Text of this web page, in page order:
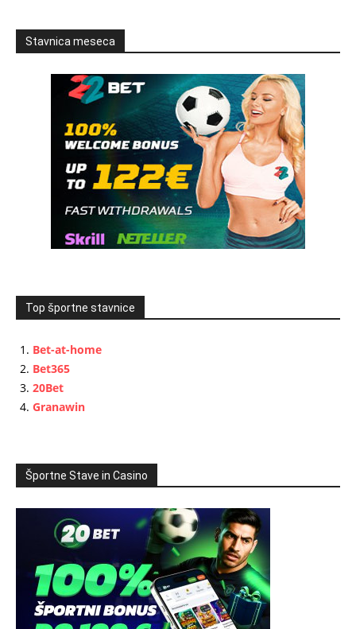
Stavnica meseca
Top športne stavnice
Bet-at-home
Bet365
20Bet
Granawin
Športne Stave in Casino